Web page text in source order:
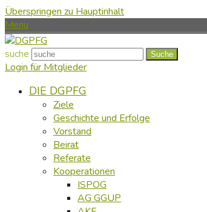
Überspringen zu Hauptinhalt
Menu
suche Suche
Login für Mitglieder
DIE DGPFG
Ziele
Geschichte und Erfolge
Vorstand
Beirat
Referate
Kooperationen
ISPOG
AG GGUP